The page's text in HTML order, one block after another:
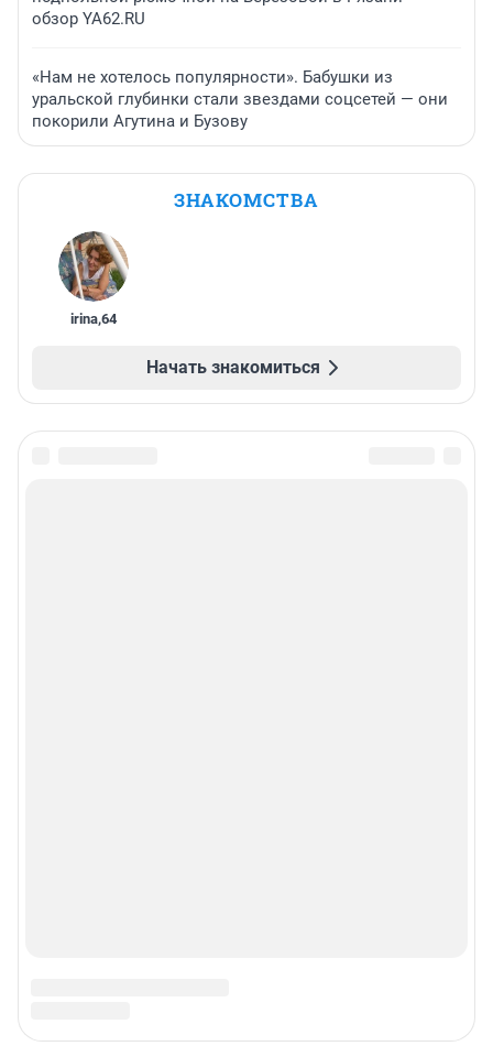
обзор YA62.RU
«Нам не хотелось популярности». Бабушки из
уральской глубинки стали звездами соцсетей — они
покорили Агутина и Бузову
ЗНАКОМСТВА
irina,64
Начать знакомиться